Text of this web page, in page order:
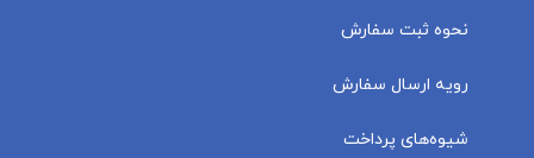
نحوه ثبت سفارش
رویه ارسال سفارش
شیوه‌های پرداخت